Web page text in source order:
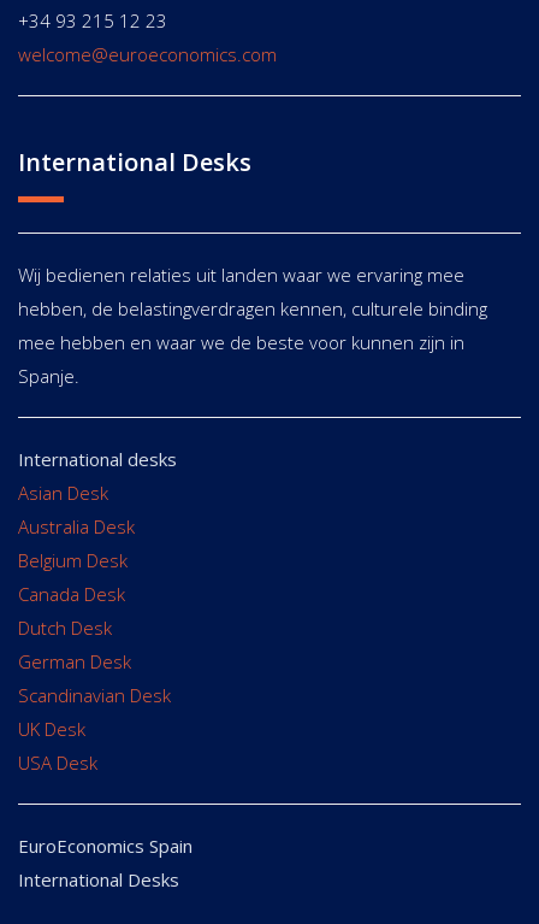
+34 93 215 12 23
welcome@euroeconomics.com
International Desks
Wij bedienen relaties uit landen waar we ervaring mee
hebben, de belastingverdragen kennen, culturele binding
mee hebben en waar we de beste voor kunnen zijn in
Spanje.
International desks
Asian Desk
Australia Desk
Belgium Desk
Canada Desk
Dutch Desk
German Desk
Scandinavian Desk
UK Desk
USA Desk
EuroEconomics Spain
International Desks